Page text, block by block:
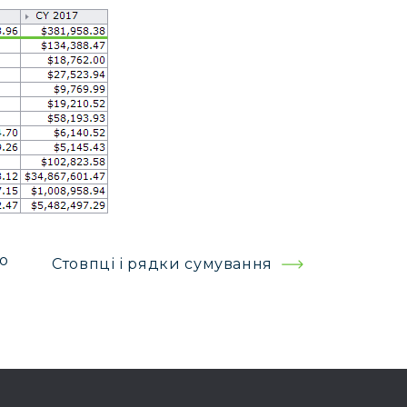
Стовпці і рядки сумування